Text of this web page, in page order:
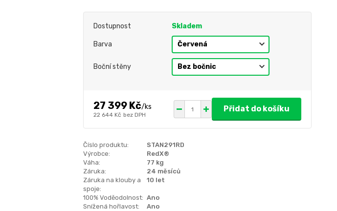
Dostupnost Skladem
Barva
Boční stěny
27 399 Kč/ks
22 644 Kč bez DPH
Přidat do košíku
Číslo produktu:
STAN291RD
Výrobce:
RedX®
Váha:
77 kg
Záruka:
24 měsíců
Záruka na klouby a
spoje:
10 let
100% Voděodolnost: Ano
Snížená hořlavost:
Ano